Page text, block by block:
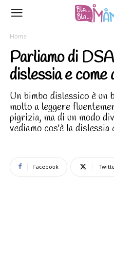
Home
Parliamo di
dislessia e
Un bimbo dislessico è un
molto a leggere
pigrizia, ma di un modo
vediamo cos'è la
Facebook